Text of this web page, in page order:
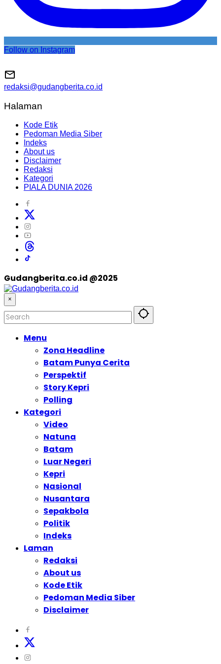
Follow on Instagram
redaksi@gudangberita.co.id
Halaman
Kode Etik
Pedoman Media Siber
Indeks
About us
Disclaimer
Redaksi
Kategori
PIALA DUNIA 2026
Gudangberita.co.id @2025
×
Menu
Zona Headline
Batam Punya Cerita
Perspektif
Story Kepri
Polling
Kategori
Video
Natuna
Batam
Luar Negeri
Kepri
Nasional
Nusantara
Sepakbola
Politik
Indeks
Laman
Redaksi
About us
Kode Etik
Pedoman Media Siber
Disclaimer